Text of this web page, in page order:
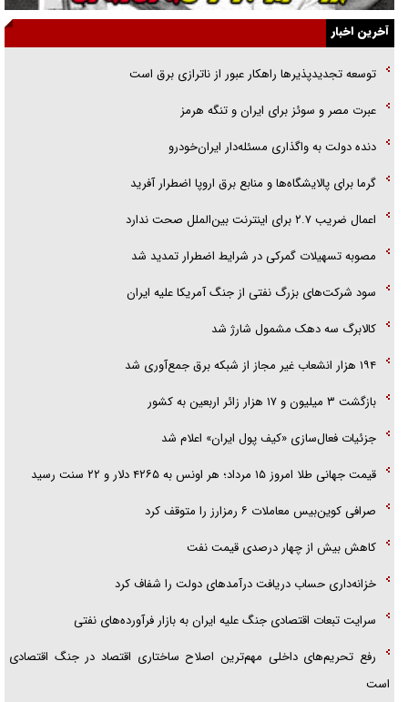
گفت‌وگو با خواهر یکی از شهدای جنگ رمضان/ خواهرم فرمانده جهادی و
اهل خدمت بی‌منت بود
آخرین اخبار
توسعه تجدیدپذیر‌ها راهکار عبور از ناترازی برق است
عبرت مصر و سوئز برای ایران و تنگه هرمز
دنده دولت به واگذاری مسئله‌دار ایران‌خودرو
گرما برای پالایشگاه‌ها و منابع برق اروپا اضطرار آفرید
اعمال ضریب ۲.۷ برای اینترنت بین‌الملل صحت ندارد
مصوبه تسهیلات گمرکی در شرایط اضطرار تمدید شد
سود شرکت‌های بزرگ نفتی از جنگ آمریکا علیه ایران
کالابرگ سه دهک مشمول شارژ شد
۱۹۴ هزار انشعاب غیر مجاز از شبکه برق جمع‌آوری شد
بازگشت ۳ میلیون و ۱۷ هزار زائر اربعین به کشور
جزئیات فعال‌سازی «کیف پول ایران» اعلام شد
قیمت جهانی طلا امروز ۱۵ مرداد؛ هر اونس به ۴۲۶۵ دلار و ۲۲ سنت رسید
صرافی کوین‌بیس معاملات ۶ رمزارز را متوقف کرد
کاهش بیش از چهار درصدی قیمت نفت
خزانه‌داری حساب دریافت درآمد‌های دولت را شفاف کرد
سرایت تبعات اقتصادی جنگ علیه ایران به بازار فرآورده‌های نفتی
رفع تحریم‌های داخلی مهم‌ترین اصلاح ساختاری اقتصاد در جنگ اقتصادی
است